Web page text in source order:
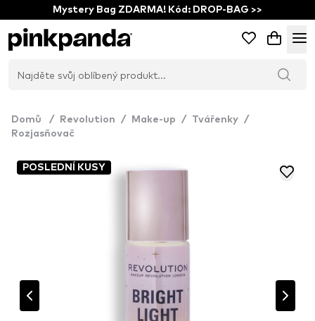
Mystery Bag ZDARMA! Kód: DROP-BAG >>
Domů / Revolution / Make-up / Tvářenky /
Rozjasňovač
POSLEDNÍ KUSY